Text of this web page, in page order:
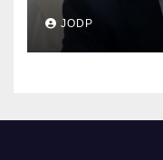
clave del
JODP